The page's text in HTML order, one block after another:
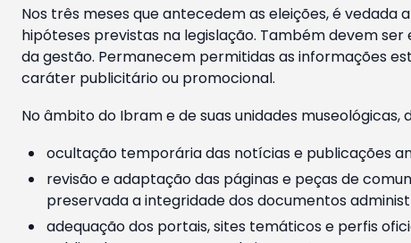
Nos três meses que antecedem as eleições, é vedada
hipóteses previstas na legislação. Também devem
da gestão. Permanecem permitidas as informações
caráter publicitário ou promocional.
No âmbito do Ibram e de suas unidades
ocultação temporária das notícias e publicações
revisão e adaptação das páginas e peças de
preservada a integridade dos documentos
adequação dos portais, sites temáticos e perfis